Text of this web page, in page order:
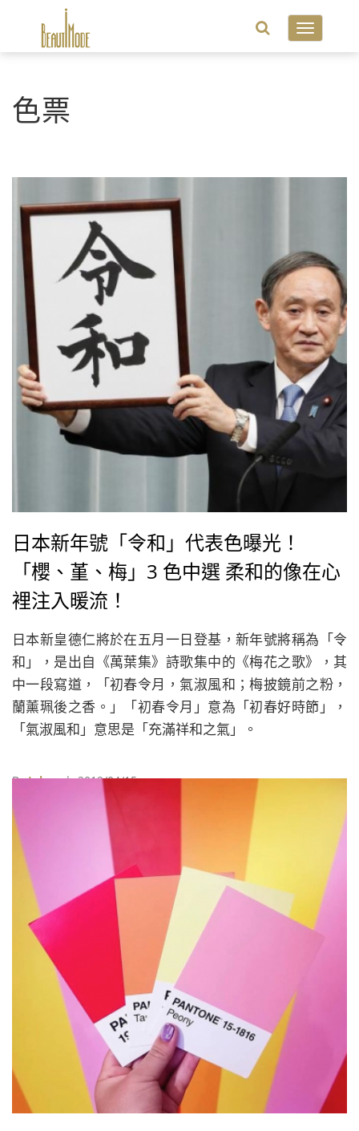
Toggle
色票
日本新年號「令和」代表色曝光！
「櫻、堇、梅」3 色中選 柔和的像在心
裡注入暖流！
日本新皇德仁將於在五月一日登基，新年號將稱為「令
和」，是出自《萬葉集》詩歌集中的《梅花之歌》，其
中一段寫道，「初春令月，氣淑風和；梅披鏡前之粉，
蘭薰珮後之香。」「初春令月」意為「初春好時節」，
「氣淑風和」意思是「充滿祥和之氣」。
ByJuksy| 2019/04/15